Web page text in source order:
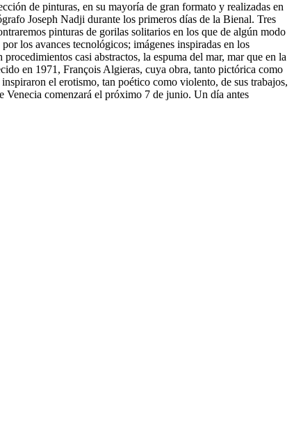
de pinturas, en su mayoría de gran formato y realizadas en
Joseph Nadji durante los primeros días de la Bienal. Tres
pinturas de gorilas solitarios en los que de algún modo
los avances tecnológicos; imágenes inspiradas en los
casi abstractos, la espuma del mar, mar que en la
en 1971, François Algieras, cuya obra, tanto pictórica como
el erotismo, tan poético como violento, de sus trabajos,
comenzará el próximo 7 de junio. Un día antes